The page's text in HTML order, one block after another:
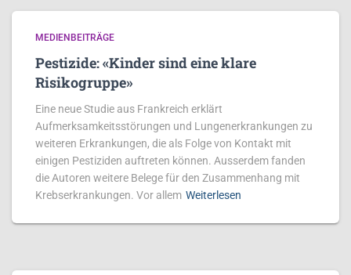
MEDIENBEITRÄGE
Pestizide: «Kinder sind eine klare
Risikogruppe»
Eine neue Studie aus Frankreich erklärt
Aufmerksamkeitsstörungen und Lungenerkrankungen zu
weiteren Erkrankungen, die als Folge von Kontakt mit
einigen Pestiziden auftreten können. Ausserdem fanden
die Autoren weitere Belege für den Zusammenhang mit
Krebserkrankungen. Vor allem Weiterlesen